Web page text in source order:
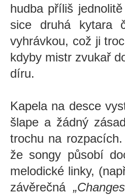
hudba příliš
sice druhá kytara
vyhrávkou, což ji
kdyby mistr zvukař
díru.
Kapela na desce
šlape a žádný
trochu na
že songy působí
melodické linky,
závěrečná